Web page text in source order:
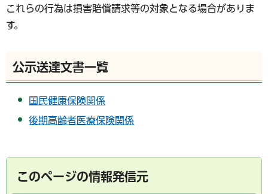
これらの行為は損害賠償請求等の対象となる場合がありま
す。
公示送達文書一覧
国民健康保険関係
後期高齢者医療保険関係
このページの情報発信元